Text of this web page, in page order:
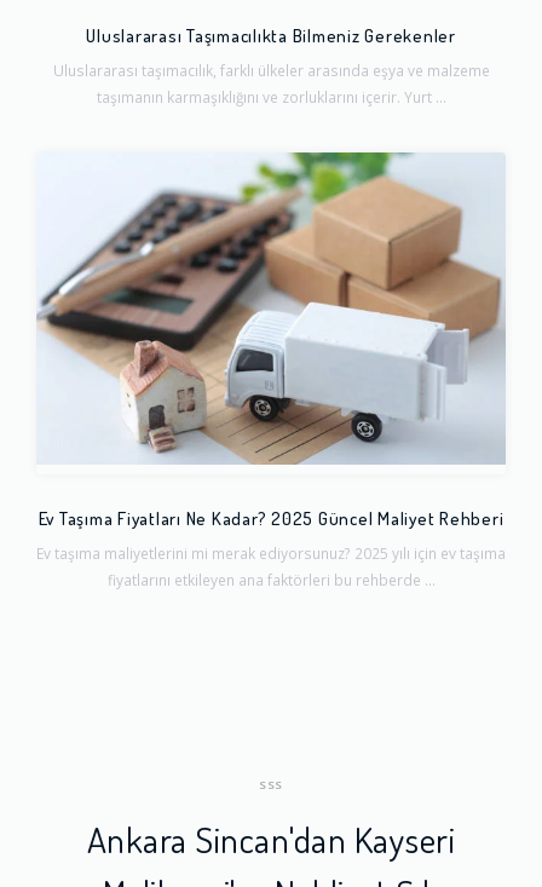
Uluslararası Taşımacılıkta Bilmeniz Gerekenler
Uluslararası taşımacılık, farklı ülkeler arasında eşya ve malzeme
taşımanın karmaşıklığını ve zorluklarını içerir. Yurt ...
Ev Taşıma Fiyatları Ne Kadar? 2025 Güncel Maliyet Rehberi
Ev taşıma maliyetlerini mi merak ediyorsunuz? 2025 yılı için ev taşıma
fiyatlarını etkileyen ana faktörleri bu rehberde ...
SSS
Ankara Sincan'dan Kayseri